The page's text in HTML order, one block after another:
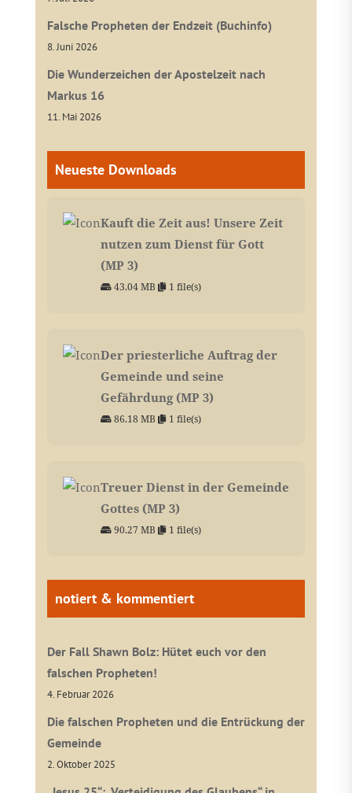
Falsche Propheten der Endzeit (Buchinfo)
8. Juni 2026
Die Wunderzeichen der Apostelzeit nach
Markus 16
11. Mai 2026
Neueste Downloads
Kauft die Zeit aus! Unsere Zeit
nutzen zum Dienst für Gott
(MP 3)
43.04 MB 1 file(s)
Der priesterliche Auftrag der
Gemeinde und seine
Gefährdung (MP 3)
86.18 MB 1 file(s)
Treuer Dienst in der Gemeinde
Gottes (MP 3)
90.27 MB 1 file(s)
notiert & kommentiert
Der Fall Shawn Bolz: Hütet euch vor den
falschen Propheten!
4. Februar 2026
Die falschen Propheten und die Entrückung der
Gemeinde
2. Oktober 2025